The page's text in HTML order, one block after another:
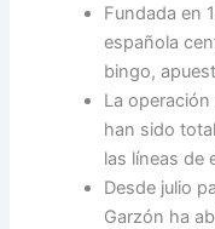
Fundada en
española
bingo,
La
han sido
las líneas de
Desde julio
Garzón ha